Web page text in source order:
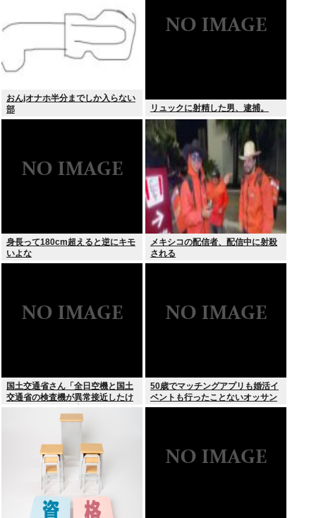
おんjオナホ半分までしか入らない
部
リュックに射精した男、逮捕。
身長って180cm超えると逆にキモ
いよな
メキシコの配信者、配信中に射殺
される
国土交通省さん「全日空機と国土
交通省の検査機が異常接近したけ
ど”ニアミス”には当たらない(ニチ
50歳でマッチングアプリも婚活イ
ベントも行ったことないオッサン
だが